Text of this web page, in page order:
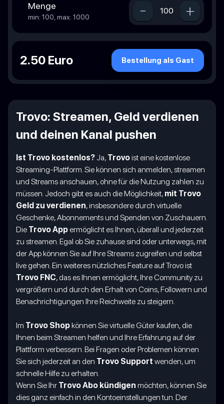
Menge
min: 100, max: 1000 - +
2.50 Euro Bestellung als Gast
Trovo: Streamen, Geld verdienen
und deinen Kanal pushen
Ist Trovo kostenlos? Ja, Trovoist eine kostenlose
Streaming-Plattform. Sie können sich anmelden, streamen
und Streams anschauen, ohne für die Nutzung zahlen zu
müssen. Jedoch gibt es auch die Möglichkeit, mit Trovo
Geld zu verdienen, insbesondere durch virtuelle
Geschenke, Abonnements und Spenden von Zuschauern.
Die Trovo App ermöglicht es Ihnen, überall und jederzeit
zu streamen. Egal ob Sie zuhause sind oder unterwegs, mit
der App können Sie auf Ihre Streams zugreifen und selbst
live gehen. Ein weiteres nützliches Feature auf Trovo ist
Trovo FNC, das es Ihnen ermöglicht, Ihre Community zu
vergrößern und durch den Erhalt von Coins, Followern und
Benachrichtigungen Ihre Reichweite zu steigern.
Im Trovo Shopkönnen Sie virtuelle Güter kaufen, die
Ihnen beim Streamen helfen und Ihre Erfahrung auf der
Plattform verbessern. Bei Fragen oder Problemen können
Sie sich jederzeit an den Trovo Support wenden, um
schnelle Hilfe zu erhalten.
Wenn Sie Ihr Trovo Abo kündigen möchten, können Sie
dies ganz einfach in den Kontoeinstellungen tun. Der